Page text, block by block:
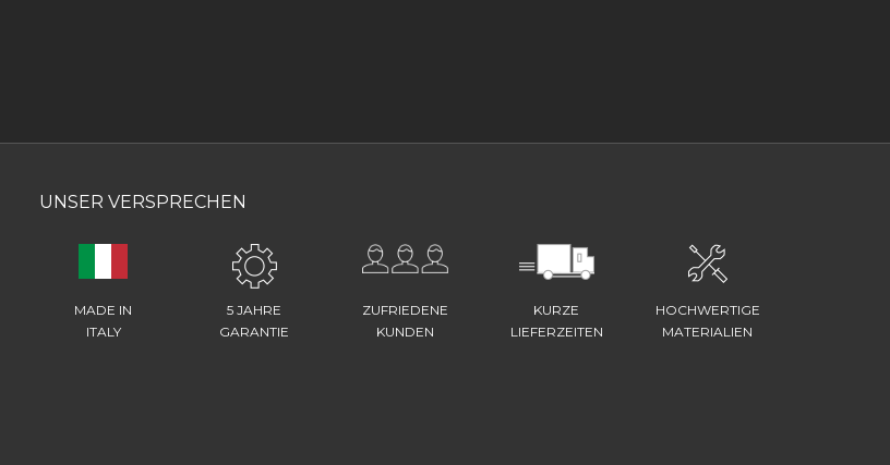
UNSER VERSPRECHEN
MADE IN
ITALY
5 JAHRE
GARANTIE
ZUFRIEDENE
KUNDEN
KURZE
LIEFERZEITEN
HOCHWERTIGE
MATERIALIEN